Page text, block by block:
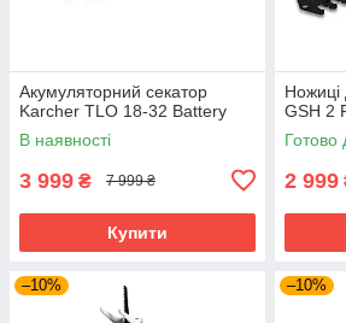
Акумуляторний секатор
Karcher TLO 18-32 Battery
В наявності
3 999 ₴ 7 999 ₴
Купити
Ножиці
GSH 2
Готово
2 999
–10% –10%